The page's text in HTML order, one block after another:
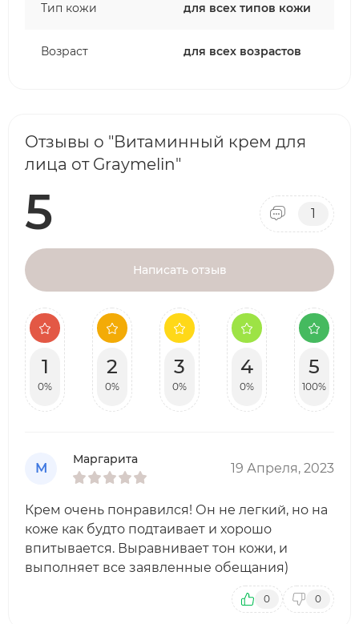
Тип кожи для всех типов кожи
Возраст для всех возрастов
Отзывы о "Витаминный крем для
лица от Graymelin"
5 1
Написать отзыв
1
0%
2
0%
3
0%
4
0%
5
100%
М
Маргарита
19 Апреля, 2023
Крем очень понравился! Он не легкий, но на
коже как будто подтаивает и хорошо
впитывается. Выравнивает тон кожи, и
выполняет все заявленные обещания)
0 0